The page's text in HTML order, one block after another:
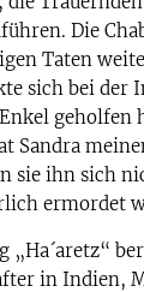
Die
Taten
sich bei der
Sandra
sie ihn sich
ermordet
„Ha´aretz“
in Indien,